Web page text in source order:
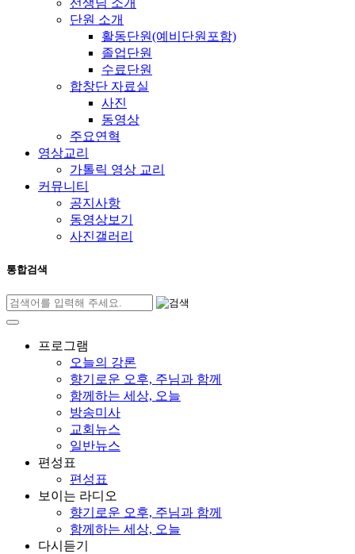
단원 소개
활동단원(예비단원포함)
졸업단원
수료단원
합창단 자료실
사진
동영상
주요연혁
영상교리
가톨릭 영상 교리
커뮤니티
공지사항
동영상보기
사진갤러리
통합검색
프로그램
오늘의 강론
향기로운 오후, 주님과 함께
함께하는 세상, 오늘
방송미사
교회뉴스
일반뉴스
편성표
편성표
보이는 라디오
향기로운 오후, 주님과 함께
함께하는 세상, 오늘
다시듣기